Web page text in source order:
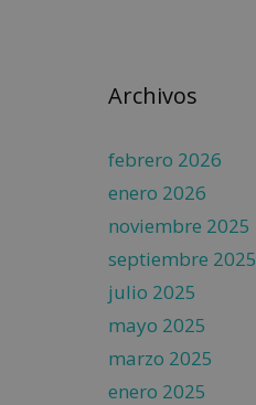
Archivos
febrero 2026
enero 2026
noviembre 2025
septiembre 2025
julio 2025
mayo 2025
marzo 2025
enero 2025